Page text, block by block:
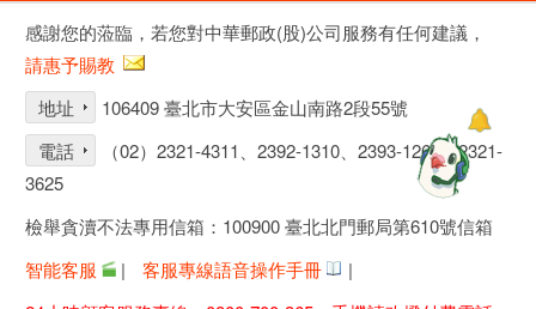
感謝您的蒞臨，若您對中華郵政(股)公司服務有任何建議，
請惠予賜教
地址
106409 臺北市大安區金山南路2段55號
電話
（02）2321-4311、2392-1310、2393-1261、2321-
3625
檢舉貪瀆不法專用信箱：100900 臺北北門郵局第610號信箱
智能客服
| 客服專線語音操作手冊
|